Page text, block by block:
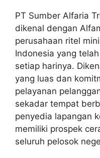
PT Sumber Alfaria
dikenal dengan
perusahaan ritel
Indonesia yang
setiap harinya.
yang luas dan
pelayanan
sekadar tempat
penyedia lapangan
memiliki prospek
seluruh pelosok